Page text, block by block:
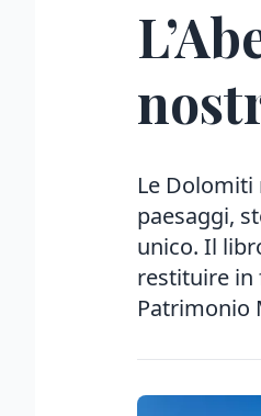
Le
paesaggi,
unico. Il
restituire in
Patrimonio